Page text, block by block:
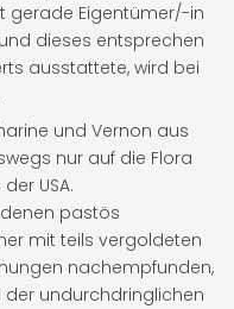
gerade Eigentümer/-in
dieses entsprechen
ausstattete, wird bei
und Vernon aus
nur auf die Flora
USA.
pastös
mit teils vergoldeten
nachempfunden,
der undurchdringlichen